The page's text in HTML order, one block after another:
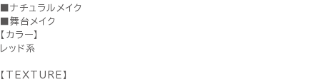
■ナチュラルメイク
■舞台メイク
【カラー】
レッド系
【TEXTURE】